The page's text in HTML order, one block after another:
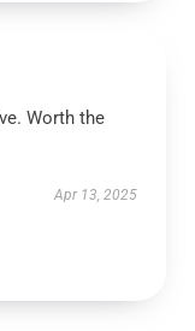
Worth the
Apr 13, 2025